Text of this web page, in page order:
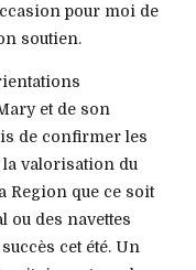
pour moi de
soutien.
et de son
de confirmer les
valorisation du
Region que ce soit
ou des navettes
cet été. Un